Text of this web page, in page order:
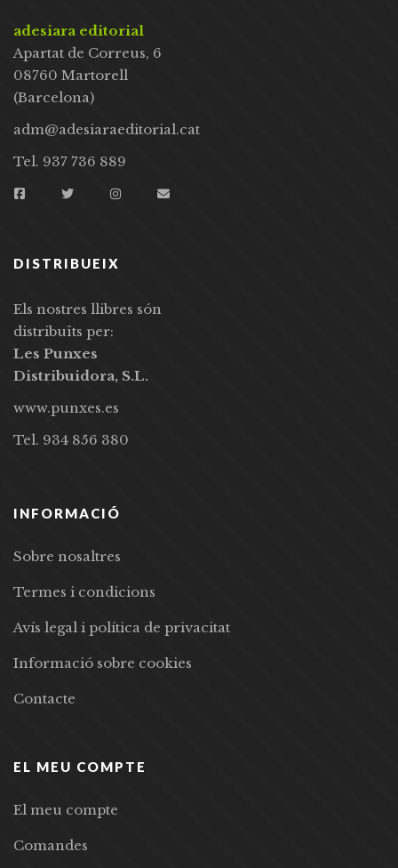
adesiara editorial
Apartat de Correus, 6
08760 Martorell
(Barcelona)
adm@adesiaraeditorial.cat
Tel. 937 736 889
DISTRIBUEIX
Els nostres llibres són
distribuïts per:
Les Punxes
Distribuidora, S.L.
www.punxes.es
Tel. 934 856 380
INFORMACIÓ
Sobre nosaltres
Termes i condicions
Avís legal i política de privacitat
Informació sobre cookies
Contacte
EL MEU COMPTE
El meu compte
Comandes